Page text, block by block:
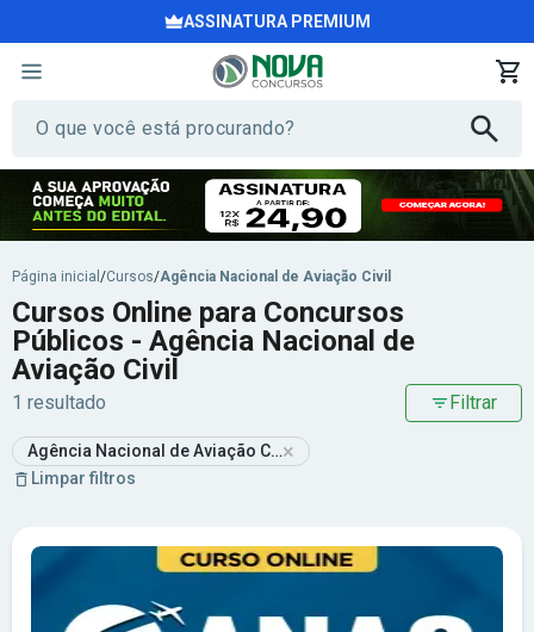
ASSINATURA PREMIUM
Página inicial /Cursos/Agência Nacional de Aviação Civil
Cursos Online para Concursos
Públicos - Agência Nacional de
Aviação Civil
1 resultado Filtrar
Agência Nacional de Aviação Civil
×
Limpar filtros